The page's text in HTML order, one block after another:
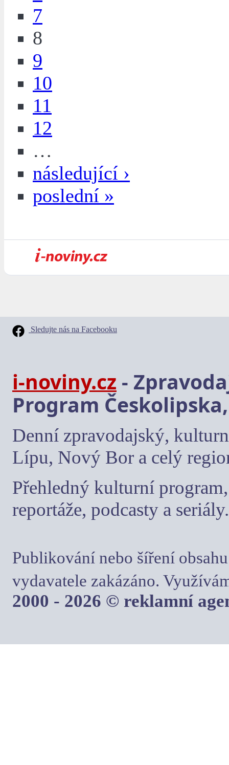
7
8
9
10
11
12
…
následující ›
poslední »
Sledujte nás na Facebooku
i-noviny.cz -
Program
Denní zpravodajský,
Lípu, Nový Bor a celý
Přehledný kulturní
reportáže, podcasty a seriály.
Publikování nebo šíření
vydavatele zakázáno.
2000 - 2026 © reklamní